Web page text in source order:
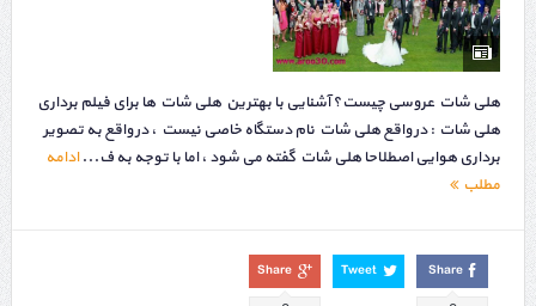
هلی شات عروسی چیست؟ آشنایی با بهترین هلی شات ها برای فیلم برداری
هلی شات : در واقع هلی شات نام دستگاه خاصی نیست ، در واقع به تصویر
برداری هوایی اصطلاحا هلی شات گفته می شود ، اما با توجه به ف...ادامه
مطلب
Share
Tweet
Share